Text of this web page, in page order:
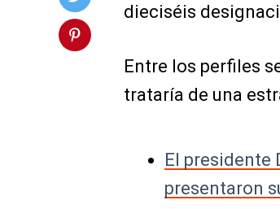
dieciséis
Entre los perfiles
trataría de una
El presidente
presentaron